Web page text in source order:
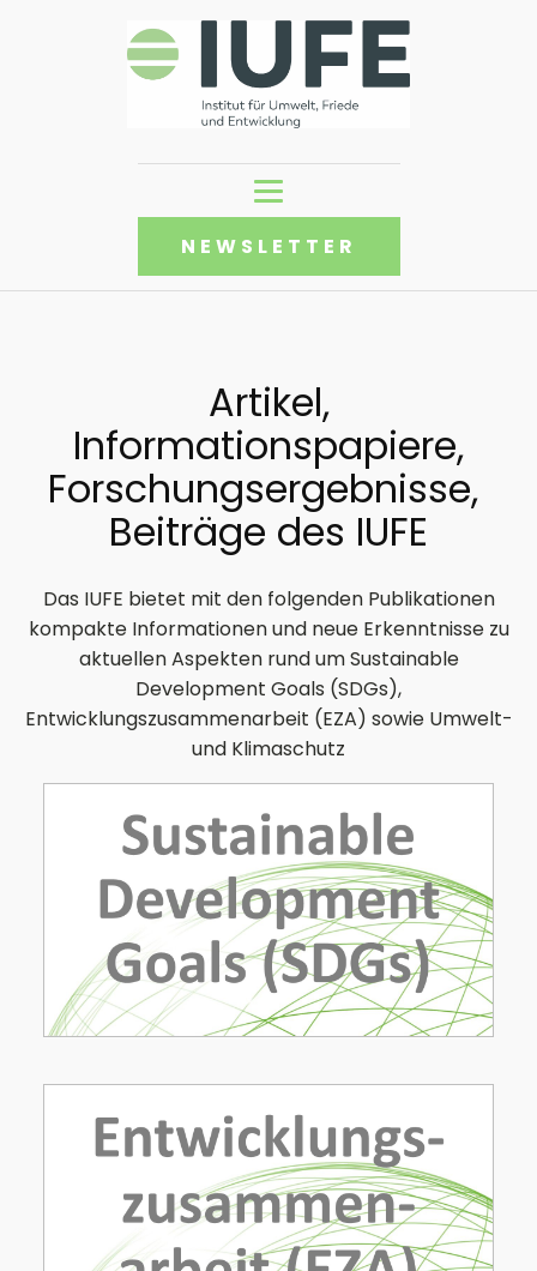
NEWSLETTER
Artikel,
Informationspapiere,
Forschungsergebnisse,
Beiträge des IUFE
Das IUFE bietet mit den folgenden Publikationen
kompakte Informationen und neue Erkenntnisse zu
aktuellen Aspekten rund um Sustainable
Development Goals (SDGs),
Entwicklungszusammenarbeit (EZA) sowie Umwelt-
und Klimaschutz